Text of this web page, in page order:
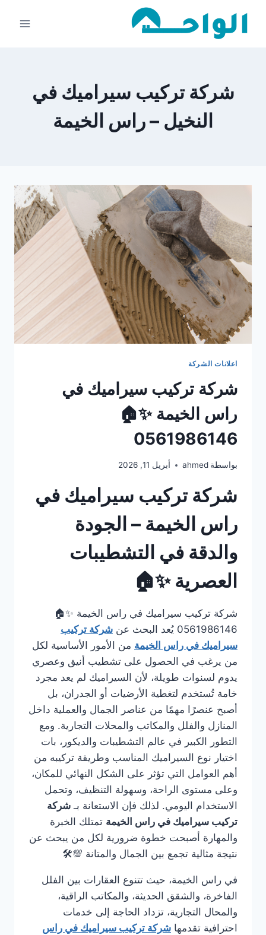
شركة تركيب سيراميك في
النخيل – راس الخيمة
اعلانات الشركة
شركة تركيب سيراميك في
راس الخيمة ✨🏠
0561986146
بواسطة ahmed أبريل 11, 2026
شركة تركيب سيراميك في
راس الخيمة – الجودة
والدقة في التشطيبات
العصرية ✨🏠
شركة تركيب سيراميك في راس الخيمة ✨🏠
0561986146 يُعد البحث عن
شركة تركيب
سيراميك في راس الخيمة من الأمور الأساسية لكل
من يرغب في الحصول على تشطيب أنيق وعصري
يدوم لسنوات طويلة، لأن السيراميك لم يعد مجرد
خامة تُستخدم لتغطية الأرضيات أو الجدران، بل
أصبح عنصرًا مهمًا من عناصر الجمال والعملية داخل
المنازل والفلل والمكاتب والمحلات التجارية. ومع
التطور الكبير في عالم التشطيبات والديكور، بات
اختيار نوع السيراميك المناسب وطريقة تركيبه من
أهم العوامل التي تؤثر على الشكل النهائي للمكان،
وعلى مستوى الراحة، وسهولة التنظيف، وتحمل
الاستخدام اليومي. لذلك فإن الاستعانة بـ شركة
تركيب سيراميك في راس الخيمة تمتلك الخبرة
والمهارة أصبحت خطوة ضرورية لكل من يبحث عن
نتيجة مثالية تجمع بين الجمال والمتانة 💯🛠️
في راس الخيمة، حيث تتنوع العقارات بين الفلل
الفاخرة، والشقق الحديثة، والمكاتب الراقية،
والمحال التجارية، تزداد الحاجة إلى خدمات
احترافية تقدمها شركة تركيب سيراميك في راس